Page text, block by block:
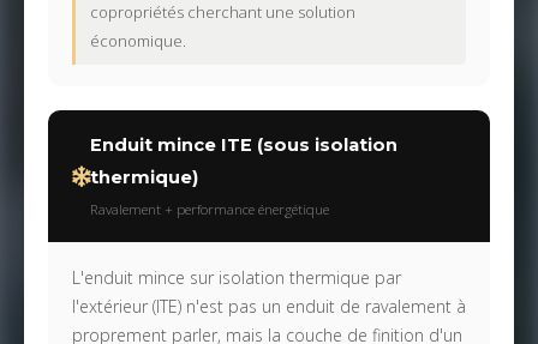
copropriétés cherchant une solution
économique.
Enduit mince ITE (sous isolation
thermique)
Ravalement + performance énergétique
L'enduit mince sur isolation thermique par
l'extérieur (ITE) n'est pas un enduit de ravalement à
proprement parler, mais la couche de finition d'un